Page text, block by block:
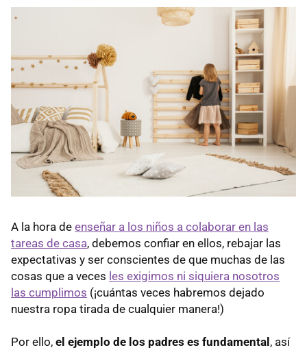
A la hora de enseñar a los niños a colaborar en las
tareas de casa, debemos confiar en ellos, rebajar las
expectativas y ser conscientes de que muchas de las
cosas que a veces les exigimos ni siquiera nosotros
las cumplimos (¡cuántas veces habremos dejado
nuestra ropa tirada de cualquier manera!)
Por ello, el ejemplo de los padres es fundamental, así